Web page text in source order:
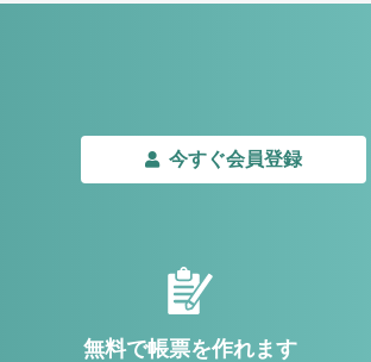
今すぐ会員登録
無料で帳票を作れます